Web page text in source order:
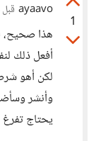
1
ayaavo
هذا صحيح،
أفعل ذلك
لكن أهو
وأنشر
يحتاج